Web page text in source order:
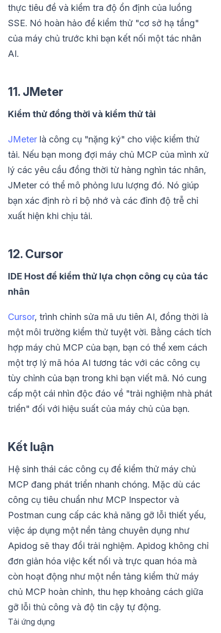
thực tiêu đề và kiểm tra độ ổn định của luồng
SSE. Nó hoàn hảo để kiểm thử "cơ sở hạ tầng"
của máy chủ trước khi bạn kết nối một tác nhân
AI.
11. JMeter
Kiểm thử đồng thời và kiểm thử tải
JMeter là công cụ "nặng ký" cho việc kiểm thử
tải. Nếu bạn mong đợi máy chủ MCP của mình xử
lý các yêu cầu đồng thời từ hàng nghìn tác nhân,
JMeter có thể mô phỏng lưu lượng đó. Nó giúp
bạn xác định rò rỉ bộ nhớ và các đỉnh độ trễ chỉ
xuất hiện khi chịu tải.
12. Cursor
IDE Host để kiểm thử lựa chọn công cụ của tác
nhân
Cursor, trình chỉnh sửa mã ưu tiên AI, đồng thời là
một môi trường kiểm thử tuyệt vời. Bằng cách tích
hợp máy chủ MCP của bạn, bạn có thể xem cách
một trợ lý mã hóa AI tương tác với các công cụ
tùy chỉnh của bạn trong khi bạn viết mã. Nó cung
cấp một cái nhìn độc đáo về "trải nghiệm nhà phát
triển" đối với hiệu suất của máy chủ của bạn.
Kết luận
Hệ sinh thái các công cụ để kiểm thử máy chủ
MCP đang phát triển nhanh chóng. Mặc dù các
công cụ tiêu chuẩn như MCP Inspector và
Postman cung cấp các khả năng gỡ lỗi thiết yếu,
việc áp dụng một nền tảng chuyên dụng như
Apidog sẽ thay đổi trải nghiệm. Apidog không chỉ
đơn giản hóa việc kết nối và trực quan hóa mà
còn hoạt động như một nền tảng kiểm thử máy
chủ MCP hoàn chỉnh, thu hẹp khoảng cách giữa
gỡ lỗi thủ công và độ tin cậy tự động.
Tải ứng dụng